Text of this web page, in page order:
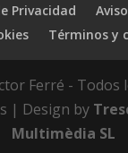
Privacidad
Términos y
Ferré - Todos
| Design by
Multimèdia SL